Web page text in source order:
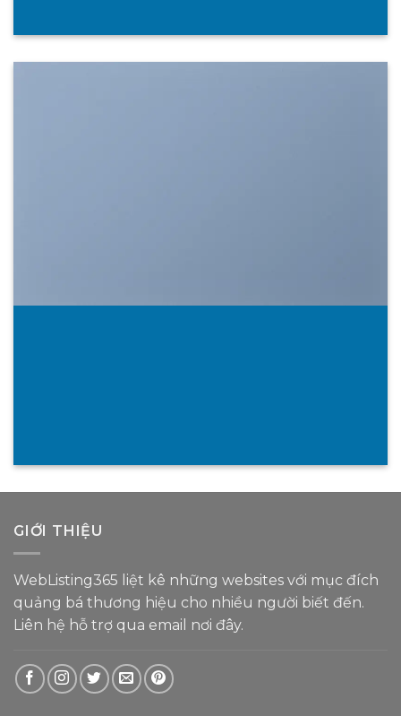
GIỚI THIỆU
WebListing365 liệt kê những websites với mục đích
quảng bá thương hiệu cho nhiều người biết đến.
Liên hệ hỗ trợ qua email nơi đây.